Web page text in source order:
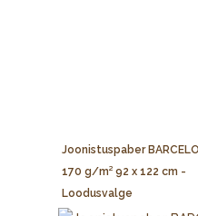
Joonistuspaber
170 g/m² 92 x 122 cm -
Loodusvalge